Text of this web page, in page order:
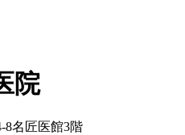
院
8名匠医館3階